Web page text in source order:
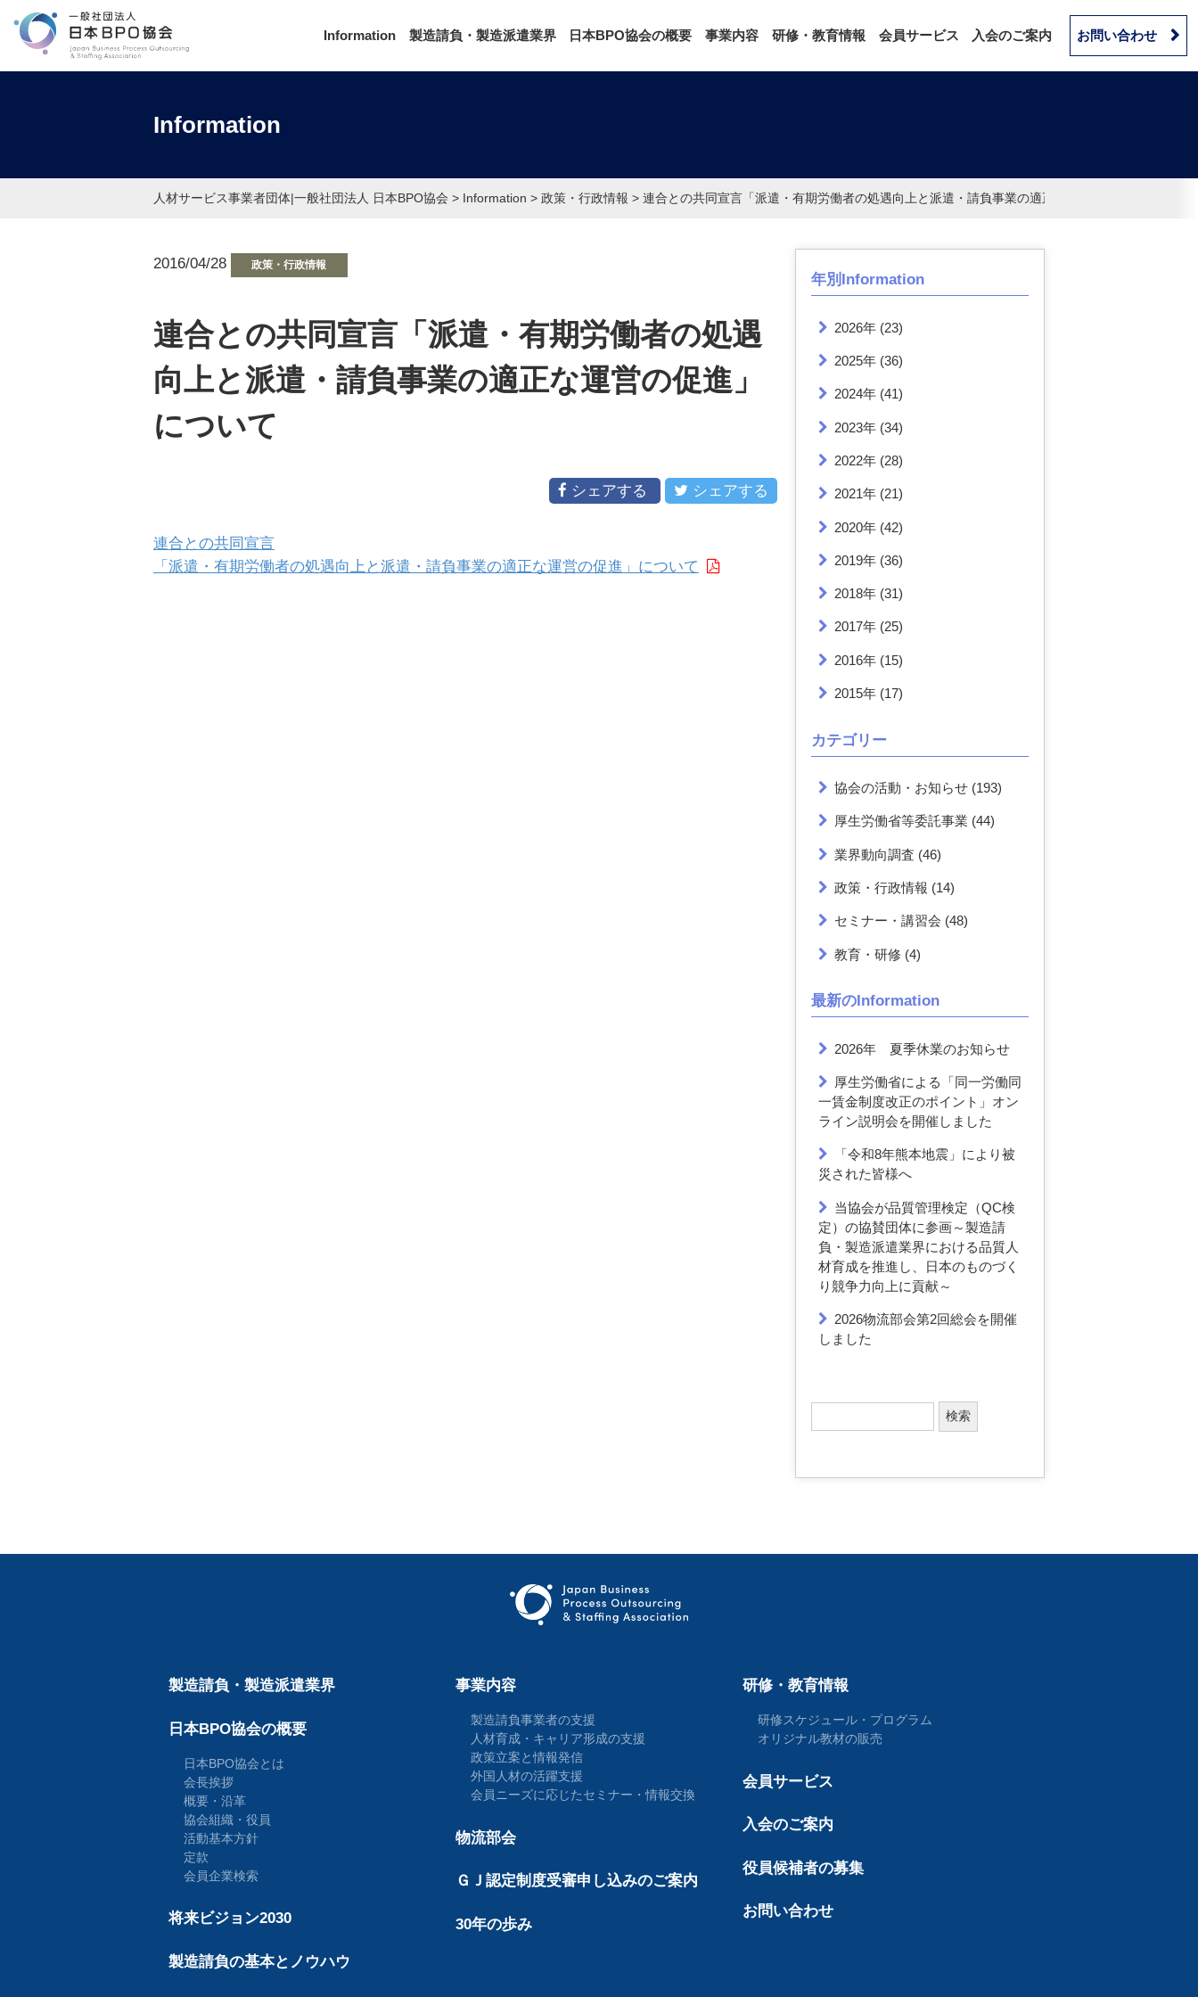
Information 製造請負・製造派遣業界 日本BPO協会の概要 事業内容 研修・教育情報 会員サービス 入会のご案内 お問い合わせ
Information
人材サービス事業者団体|一般社団法人 日本BPO協会 > Information > 政策・行政情報 > 連合との共同宣言「派遣・有期労働者の処遇向上と派遣・請負事業の適正な運営の促進」について
2016/04/28 政策・行政情報
連合との共同宣言「派遣・有期労働者の処遇
向上と派遣・請負事業の適正な運営の促進」
について
シェアする シェアする
連合との共同宣言
「派遣・有期労働者の処遇向上と派遣・請負事業の適正な運営の促進」について
年別Information
2026年 (23)
2025年 (36)
2024年 (41)
2023年 (34)
2022年 (28)
2021年 (21)
2020年 (42)
2019年 (36)
2018年 (31)
2017年 (25)
2016年 (15)
2015年 (17)
カテゴリー
協会の活動・お知らせ (193)
厚生労働省等委託事業 (44)
業界動向調査 (46)
政策・行政情報 (14)
セミナー・講習会 (48)
教育・研修 (4)
最新のInformation
2026年 夏季休業のお知らせ
厚生労働省による「同一労働同
一賃金制度改正のポイント」オン
ライン説明会を開催しました
「令和8年熊本地震」により被
災された皆様へ
当協会が品質管理検定（QC検
定）の協賛団体に参画～製造請
負・製造派遣業界における品質人
材育成を推進し、日本のものづく
り競争力向上に貢献～
2026物流部会第2回総会を開催
しました
索
製造請負・製造派遣業界
日本BPO協会の概要
日本BPO協会とは
会長挨拶
概要・沿革
協会組織・役員
活動基本方針
定款
会員企業検索
将来ビジョン2030
製造請負の基本とノウハウ
事業内容
製造請負事業者の支援
人材育成・キャリア形成の支援
政策立案と情報発信
外国人材の活躍支援
会員ニーズに応じたセミナー・情報交換
物流部会
ＧＪ認定制度受審申し込みのご案内
30年の歩み
研修・教育情報
研修スケジュール・プログラム
オリジナル教材の販売
会員サービス
入会のご案内
役員候補者の募集
お問い合わせ